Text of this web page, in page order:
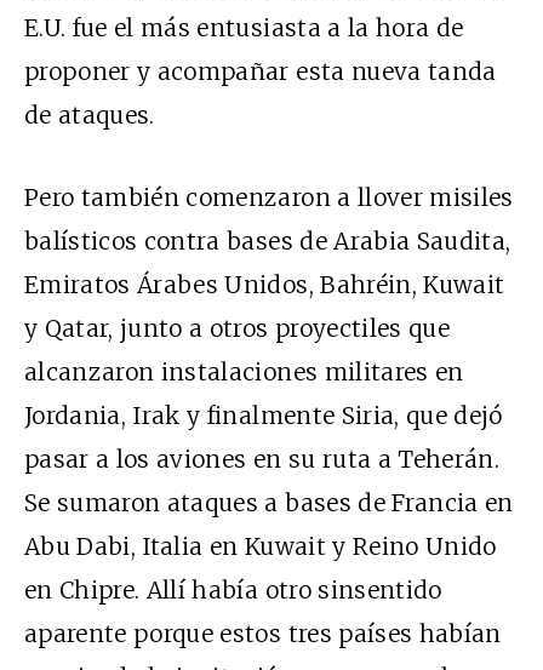
E.U. fue el más entusiasta a la hora de
proponer y acompañar esta nueva tanda
de ataques.
Pero también comenzaron a llover misiles
balísticos contra bases de Arabia Saudita,
Emiratos Árabes Unidos, Bahréin, Kuwait
y Qatar, junto a otros proyectiles que
alcanzaron instalaciones militares en
Jordania, Irak y finalmente Siria, que dejó
pasar a los aviones en su ruta a Teherán.
Se sumaron ataques a bases de Francia en
Abu Dabi, Italia en Kuwait y Reino Unido
en Chipre. Allí había otro sinsentido
aparente porque estos tres países habían